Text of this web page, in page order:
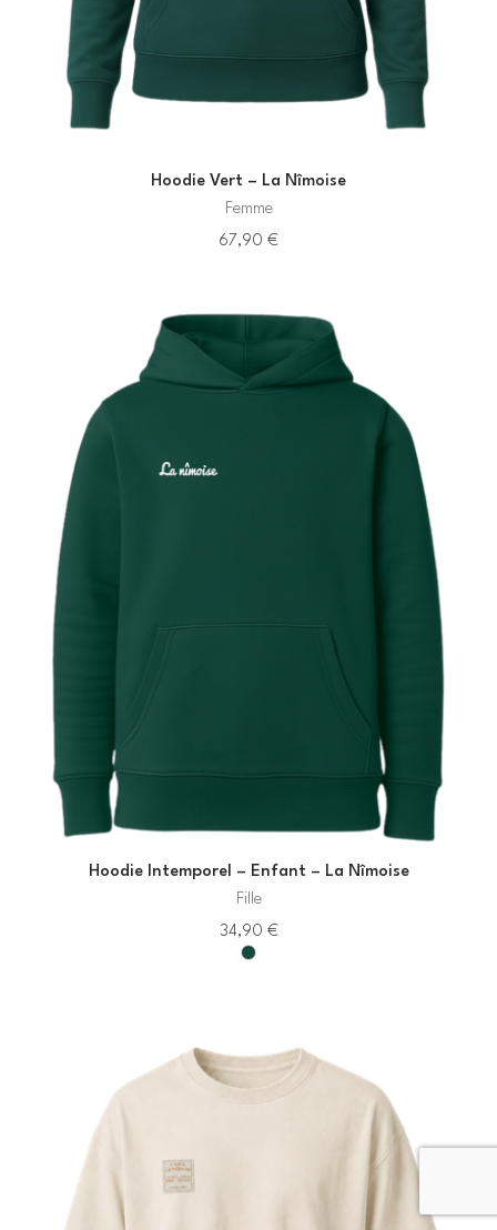
Hoodie Vert – La Nîmoise
Femme
67,90 €
Hoodie Intemporel – Enfant – La Nîmoise
Fille
34,90 €